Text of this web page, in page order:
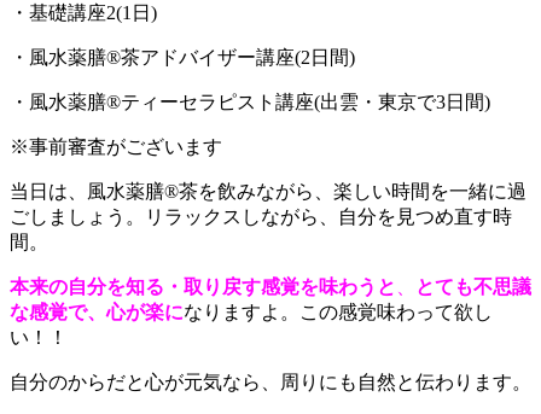
・基礎講座2(1日)
・風水薬膳®茶アドバイザー講座(2日間)
・風水薬膳®ティーセラピスト講座(出雲・東京で3日間)
※事前審査がございます
当日は、風水薬膳®茶を飲みながら、楽しい時間を一緒に過
ごしましょう。リラックスしながら、自分を見つめ直す時
間。
本来の自分を知る・取り戻す感覚を味わうと
とても不思議
な感覚で、心が楽になりますよ。この感覚味わって欲し
い！！
自分のからだと心が元気なら、周りにも自然と伝わります。